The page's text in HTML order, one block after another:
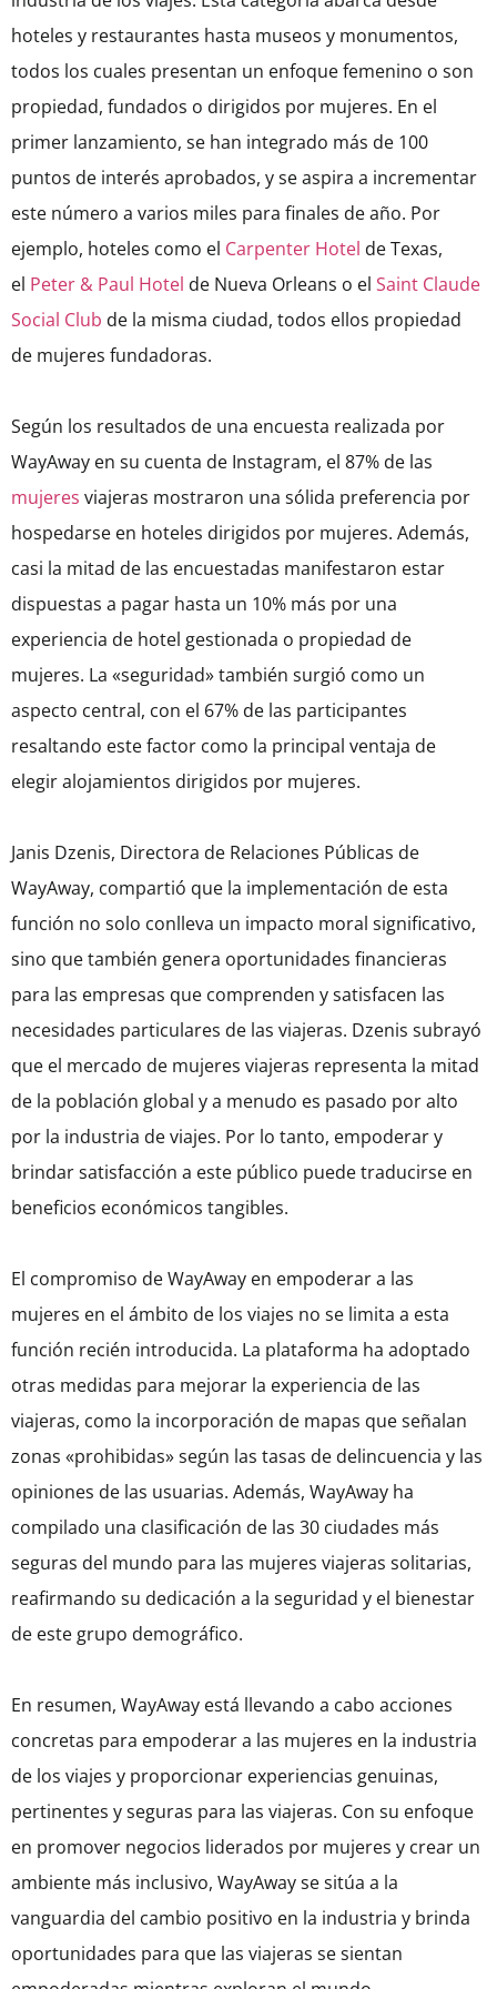
hoteles y restaurantes hasta museos y monumentos,
todos los cuales presentan un enfoque femenino o son
propiedad, fundados o dirigidos por mujeres. En el
primer lanzamiento, se han integrado más de 100
puntos de interés aprobados, y se aspira a incrementar
este número a varios miles para finales de año. Por
ejemplo, hoteles como el Carpenter Hotel de Texas,
el Peter & Paul Hotel de Nueva Orleans o el Saint Claude
Social Club de la misma ciudad, todos ellos propiedad
de mujeres fundadoras.
Según los resultados de una encuesta realizada por
WayAway en su cuenta de Instagram, el 87% de las
mujeres viajeras mostraron una sólida preferencia por
hospedarse en hoteles dirigidos por mujeres. Además,
casi la mitad de las encuestadas manifestaron estar
dispuestas a pagar hasta un 10% más por una
experiencia de hotel gestionada o propiedad de
mujeres. La «seguridad» también surgió como un
aspecto central, con el 67% de las participantes
resaltando este factor como la principal ventaja de
elegir alojamientos dirigidos por mujeres.
Janis Dzenis, Directora de Relaciones Públicas de
WayAway, compartió que la implementación de esta
función no solo conlleva un impacto moral significativo,
sino que también genera oportunidades financieras
para las empresas que comprenden y satisfacen las
necesidades particulares de las viajeras. Dzenis subrayó
que el mercado de mujeres viajeras representa la mitad
de la población global y a menudo es pasado por alto
por la industria de viajes. Por lo tanto, empoderar y
brindar satisfacción a este público puede traducirse en
beneficios económicos tangibles.
El compromiso de WayAway en empoderar a las
mujeres en el ámbito de los viajes no se limita a esta
función recién introducida. La plataforma ha adoptado
otras medidas para mejorar la experiencia de las
viajeras, como la incorporación de mapas que señalan
zonas «prohibidas» según las tasas de delincuencia y las
opiniones de las usuarias. Además, WayAway ha
compilado una clasificación de las 30 ciudades más
seguras del mundo para las mujeres viajeras solitarias,
reafirmando su dedicación a la seguridad y el bienestar
de este grupo demográfico.
En resumen, WayAway está llevando a cabo acciones
concretas para empoderar a las mujeres en la industria
de los viajes y proporcionar experiencias genuinas,
pertinentes y seguras para las viajeras. Con su enfoque
en promover negocios liderados por mujeres y crear un
ambiente más inclusivo, WayAway se sitúa a la
vanguardia del cambio positivo en la industria y brinda
oportunidades para que las viajeras se sientan